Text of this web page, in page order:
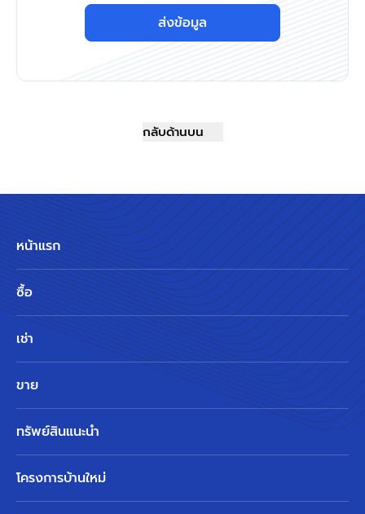
ส่งข้อมูล
กลับด้านบน
หน้าแรก
ซื้อ
เช่า
ขาย
ทรัพย์สินแนะนำ
โครงการบ้านใหม่